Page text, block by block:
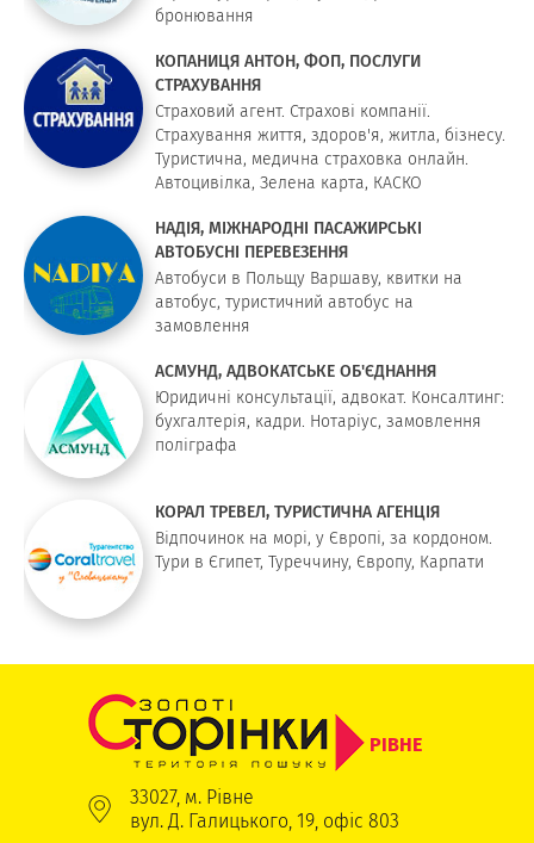
бронювання
КОПАНИЦЯ АНТОН, ФОП, ПОСЛУГИ
СТРАХУВАННЯ
Страховий агент. Страхові компанії.
Страхування життя, здоров'я, житла, бізнесу.
Туристична, медична страховка онлайн.
Автоцивілка, Зелена карта, КАСКО
НАДІЯ, МІЖНАРОДНІ ПАСАЖИРСЬКІ
АВТОБУСНІ ПЕРЕВЕЗЕННЯ
Автобуси в Польщу Варшаву, квитки на
автобус, туристичний автобус на
замовлення
АСМУНД, АДВОКАТСЬКЕ ОБ'ЄДНАННЯ
Юридичні консультації, адвокат. Консалтинг:
бухгалтерія, кадри. Нотаріус, замовлення
поліграфа
КОРАЛ ТРЕВЕЛ, ТУРИСТИЧНА АГЕНЦІЯ
Відпочинок на морі, у Європі, за кордоном.
Тури в Єгипет, Туреччину, Європу, Карпати
РІВНЕ
33027, м. Рівне
вул. Д. Галицького, 19, офіс 803